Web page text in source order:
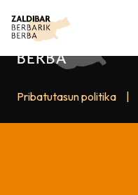
Pribatutasun politika